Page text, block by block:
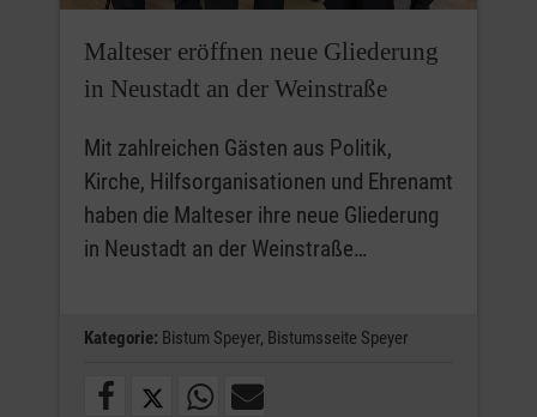
Malteser eröffnen neue Gliederung
in Neustadt an der Weinstraße
Mit zahlreichen Gästen aus Politik,
Kirche, Hilfsorganisationen und Ehrenamt
haben die Malteser ihre neue Gliederung
in Neustadt an der Weinstraße…
Kategorie: Bistum Speyer, Bistumsseite Speyer